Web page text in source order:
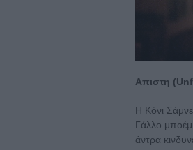
Απιστη
Η Κόνι
Γάλλο
άντρα